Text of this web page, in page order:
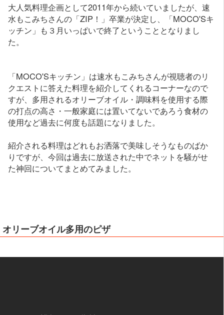
大人気料理企画として2011年から続いていましたが、速
水もこみちさんの「ZIP！」卒業が決定し、「MOCO'Sキ
ッチン」も３月いっぱいで終了ということとなりまし
た。
「MOCO'Sキッチン」は速水もこみちさんが視聴者のリ
クエストに答えた料理を紹介してくれるコーナーなので
すが、多用されるオリーブオイル・調味料を使用する際
の打点の高さ・一般家庭には置いてないであろう食材の
使用など過去に何度も話題になりました。
紹介される料理はどれもお洒落で美味しそうなものばか
りですが、今回は過去に放送された中でネットを騒がせ
た神回についてまとめてみました。
オリーブオイル多用のピザ